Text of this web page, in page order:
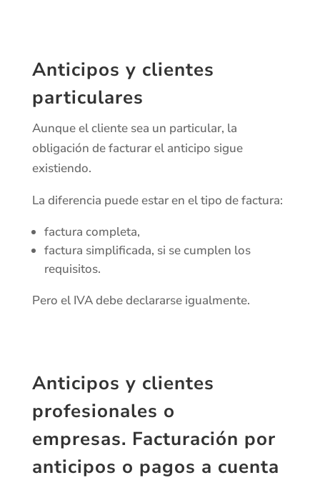
Anticipos y clientes
particulares
Aunque el cliente sea un particular, la
obligación de facturar el anticipo sigue
existiendo.
La diferencia puede estar en el tipo de factura:
factura completa,
factura simplificada, si se cumplen los
requisitos.
Pero el IVA debe declararse igualmente.
Anticipos y clientes
profesionales o
empresas. Facturación por
anticipos o pagos a cuenta